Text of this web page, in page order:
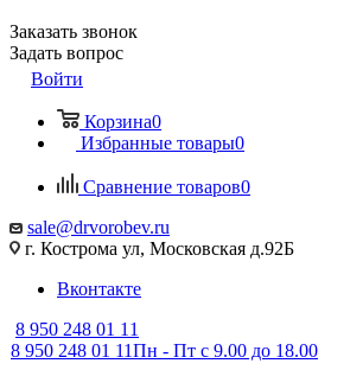
Заказать звонок
Задать вопрос
Войти
Корзина0
Избранные товары0
Сравнение товаров0
sale@drvorobev.ru
г. Кострома ул, Московская д.92Б
Вконтакте
8 950 248 01 11
8 950 248 01 11Пн - Пт с 9.00 до 18.00